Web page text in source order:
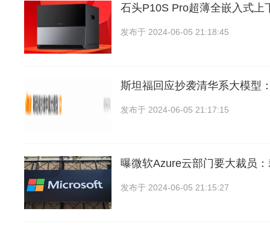
石头P10S Pro超薄全嵌入式上
发布于 2024-06-05 21:18:45
斯坦福回应抄袭清华系大模型
发布于 2024-06-05 21:17:15
曝微软Azure云部门要大裁员
发布于 2024-06-05 21:15:27